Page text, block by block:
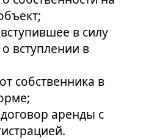
в силу
вступлении в
собственника в
аренды с